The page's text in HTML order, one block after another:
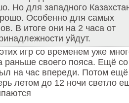
Но для западного
Особенно для самых
В итоге они на 2 часа от
уйдут.
игр со временем уже
раньше своего пояса. Ещё со
на час впереди. Потом ещё
летом до 12 ночи светло